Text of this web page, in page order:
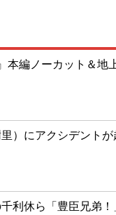
本編ノーカット＆地
）にアクシデント
利休ら「豊臣兄弟